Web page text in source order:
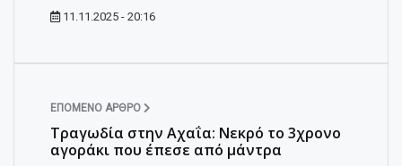
11.11.2025 - 20:16
ΕΠΌΜΕΝΟ ΆΡΘΡΟ
Τραγωδία στην Αχαΐα: Νεκρό το 3χρονο
αγοράκι που έπεσε από μάντρα